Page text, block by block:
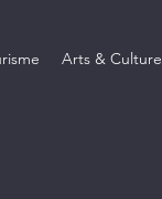
Arts & Culture